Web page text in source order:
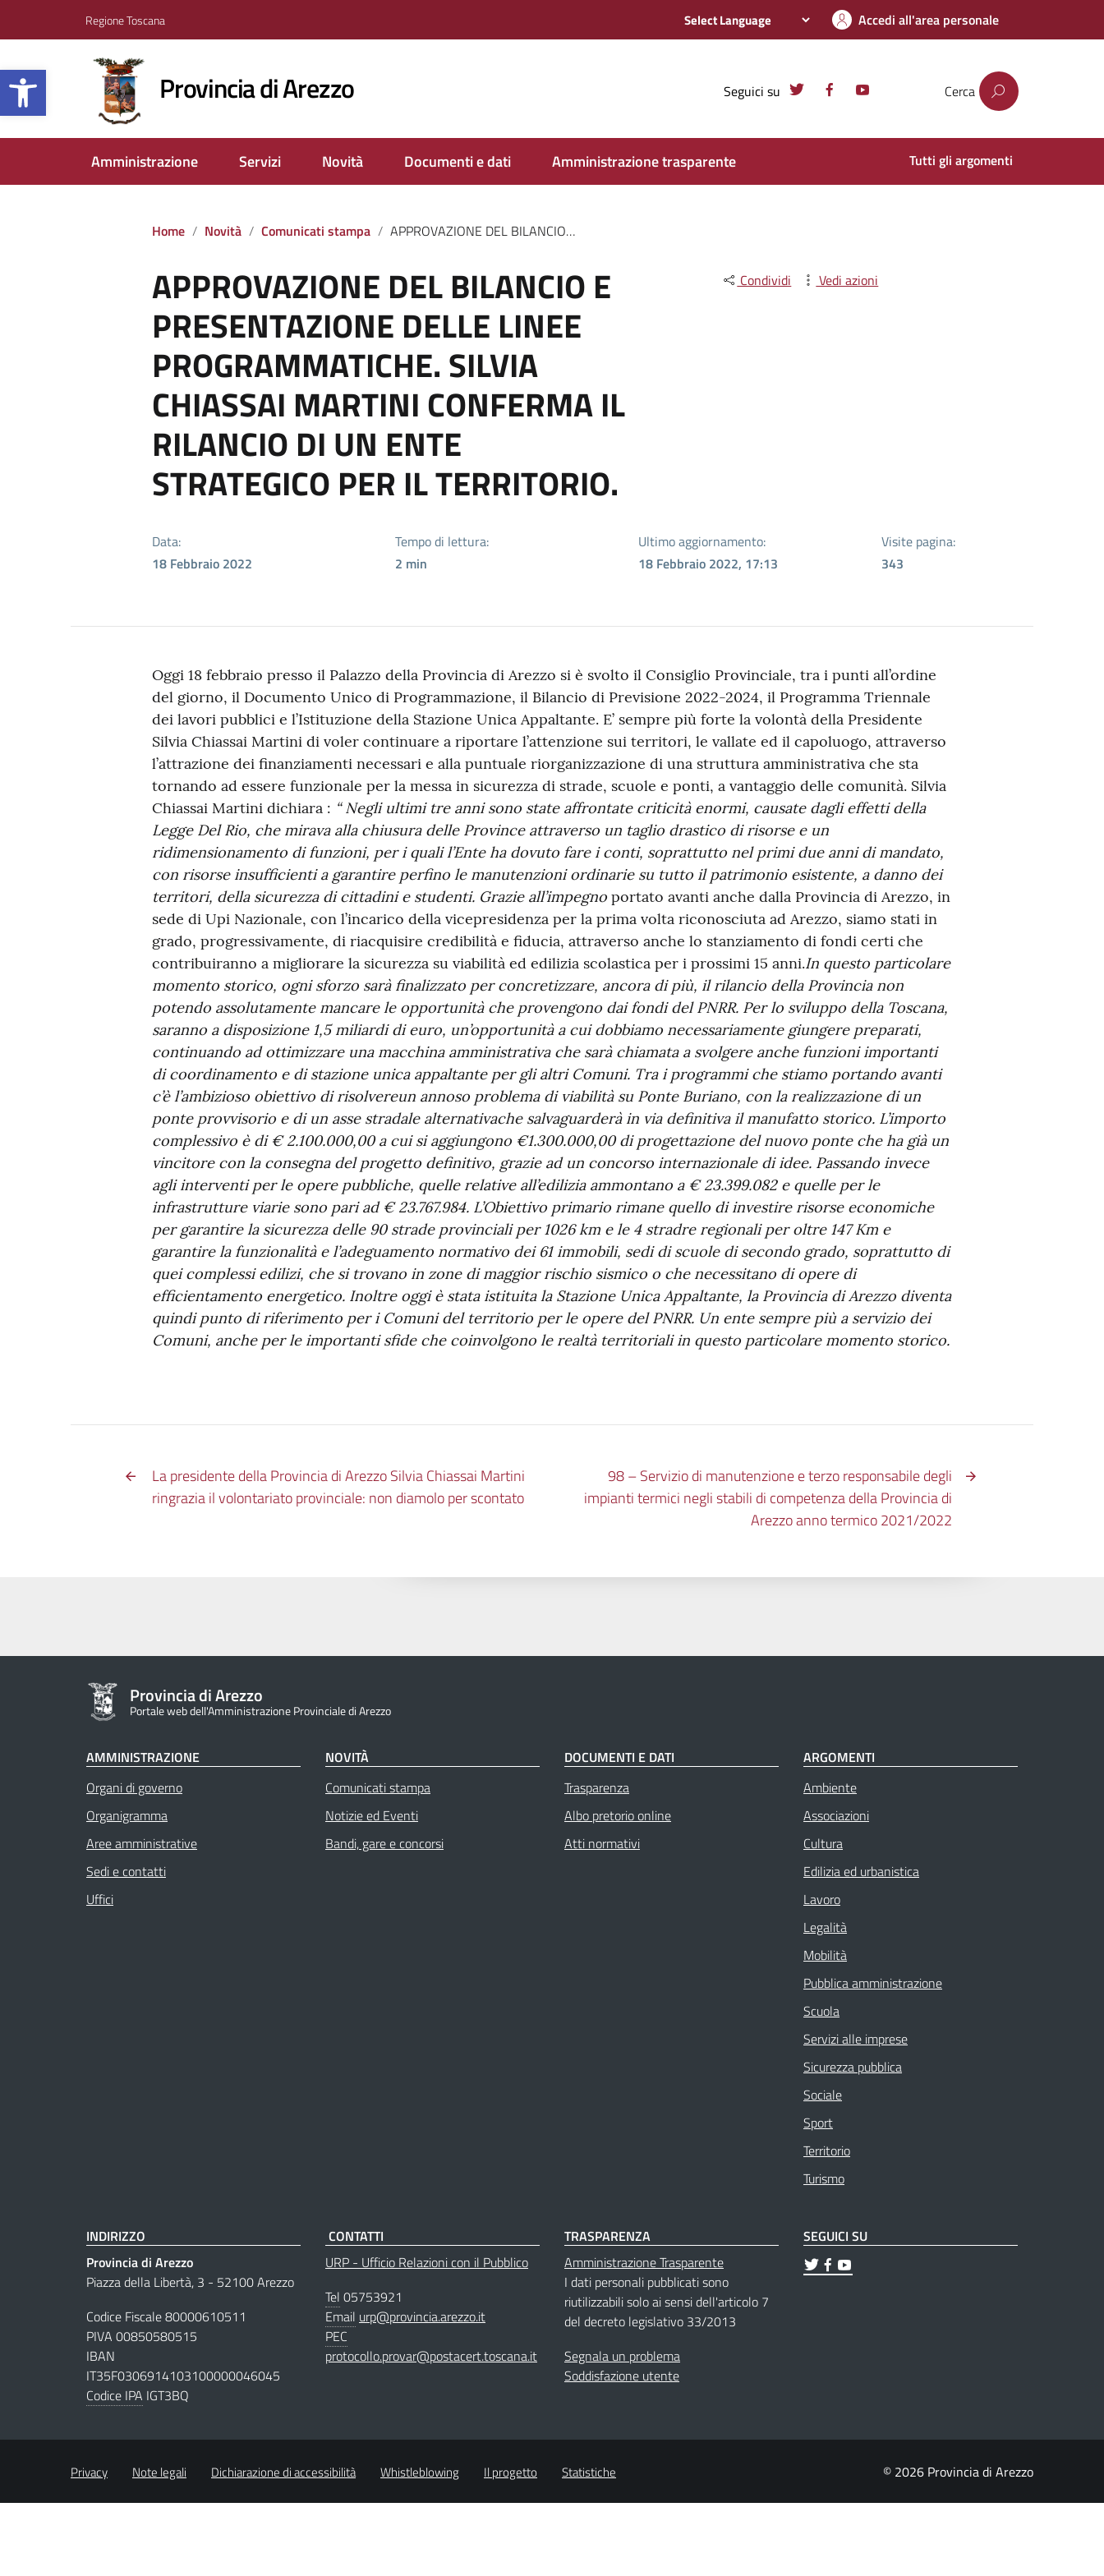
Apri la barra degli strumenti
Regione Toscana Accedi all'area personale
Provincia di Arezzo Seguici su Cerca
Amministrazione Servizi Novità Documenti e dati Amministrazione trasparente Tutti gli argomenti
Home Novità Comunicati stampa APPROVAZIONE DEL BILANCIO E PRESENTAZIONE DELLE LINEE PROGRAMMATICHE. SILVIA CHIASSAI MARTINI CONFERMA IL RILANCIO DI UN ENTE STRATEGICO PER IL TERRITORIO.
APPROVAZIONE DEL BILANCIO E
PRESENTAZIONE DELLE LINEE
PROGRAMMATICHE. SILVIA
CHIASSAI MARTINI CONFERMA IL
RILANCIO DI UN ENTE
STRATEGICO PER IL TERRITORIO.
Condividi Vedi azioni
Data:
18 Febbraio 2022
Tempo di lettura:
2 min
Ultimo aggiornamento:
18 Febbraio 2022, 17:13
Visite pagina:
343
Oggi 18 febbraio presso il Palazzo della Provincia di Arezzo si è svolto il Consiglio Provinciale, tra i punti all’ordine
del giorno, il Documento Unico di Programmazione, il Bilancio di Previsione 2022-2024, il Programma Triennale
dei lavori pubblici e l’Istituzione della Stazione Unica Appaltante. E’ sempre più forte la volontà della Presidente
Silvia Chiassai Martini di voler continuare a riportare l’attenzione sui territori, le vallate ed il capoluogo, attraverso
l’attrazione dei finanziamenti necessari e alla puntuale riorganizzazione di una struttura amministrativa che sta
tornando ad essere funzionale per la messa in sicurezza di strade, scuole e ponti, a vantaggio delle comunità. Silvia
Chiassai Martini dichiara : “ Negli ultimi tre anni sono state affrontate criticità enormi, causate dagli effetti della
Legge Del Rio, che mirava alla chiusura delle Province attraverso un taglio drastico di risorse e un
ridimensionamento di funzioni, per i quali l’Ente ha dovuto fare i conti, soprattutto nel primi due anni di mandato,
con risorse insufficienti a garantire perfino le manutenzioni ordinarie su tutto il patrimonio esistente, a danno dei
territori, della sicurezza di cittadini e studenti. Grazie all’impegnoportato avanti anche dalla Provincia di Arezzo, in
sede di Upi Nazionale, con l’incarico della vicepresidenza per la prima volta riconosciuta ad Arezzo, siamo stati in
grado, progressivamente, di riacquisire credibilità e fiducia, attraverso anche lo stanziamento di fondi certi che
contribuiranno a migliorare la sicurezza su viabilità ed edilizia scolastica per i prossimi 15 anni.In questo particolare
momento storico, ogni sforzo sarà finalizzato per concretizzare, ancora di più, il rilancio della Provincia non
potendo assolutamente mancare le opportunità che provengono dai fondi del PNRR. Per lo sviluppo della Toscana,
saranno a disposizione 1,5 miliardi di euro, un’opportunità a cui dobbiamo necessariamente giungere preparati,
continuando ad ottimizzare una macchina amministrativa che sarà chiamata a svolgere anche funzioni importanti
di coordinamento e di stazione unica appaltante per gli altri Comuni. Tra i programmi che stiamo portando avanti
c’è l’ambizioso obiettivo di risolvereun annoso problema di viabilità su Ponte Buriano, con la realizzazione di un
ponte provvisorio e di un asse stradale alternativache salvaguarderà in via definitiva il manufatto storico. L’importo
complessivo è di € 2.100.000,00 a cui si aggiungono €1.300.000,00 di progettazione del nuovo ponte che ha già un
vincitore con la consegna del progetto definitivo, grazie ad un concorso internazionale di idee. Passando invece
agli interventi per le opere pubbliche, quelle relative all’edilizia ammontano a € 23.399.082 e quelle per le
infrastrutture viarie sono pari ad € 23.767.984. L’Obiettivo primario rimane quello di investire risorse economiche
per garantire la sicurezza delle 90 strade provinciali per 1026 km e le 4 stradre regionali per oltre 147 Km e
garantire la funzionalità e l’adeguamento normativo dei 61 immobili, sedi di scuole di secondo grado, soprattutto di
quei complessi edilizi, che si trovano in zone di maggior rischio sismico o che necessitano di opere di
efficientamento energetico. Inoltre oggi è stata istituita la Stazione Unica Appaltante, la Provincia di Arezzo diventa
quindi punto di riferimento per i Comuni del territorio per le opere del PNRR. Un ente sempre più a servizio dei
Comuni, anche per le importanti sfide che coinvolgono le realtà territoriali in questo particolare momento storico.
La presidente della Provincia di Arezzo Silvia Chiassai Martini
ringrazia il volontariato provinciale: non diamolo per scontato
98 – Servizio di manutenzione e terzo responsabile degli
impianti termici negli stabili di competenza della Provincia di
Arezzo anno termico 2021/2022
Provincia di Arezzo
Portale web dell'Amministrazione Provinciale di Arezzo
AMMINISTRAZIONE
Organi di governo
Organigramma
Aree amministrative
Sedi e contatti
Uffici
NOVITÀ
Comunicati stampa
Notizie ed Eventi
Bandi, gare e concorsi
DOCUMENTI E DATI
Trasparenza
Albo pretorio online
Atti normativi
ARGOMENTI
Ambiente
Associazioni
Cultura
Edilizia ed urbanistica
Lavoro
Legalità
Mobilità
Pubblica amministrazione
Scuola
Servizi alle imprese
Sicurezza pubblica
Sociale
Sport
Territorio
Turismo
INDIRIZZO
Provincia di Arezzo
Piazza della Libertà, 3 - 52100 Arezzo
Codice Fiscale 80000610511
PIVA 00850580515
IBAN
IT35F0306914103100000046045
Codice IPA IGT3BQ
CONTATTI
URP - Ufficio Relazioni con il Pubblico
Tel 05753921
Email urp@provincia.arezzo.it
PEC
protocollo.provar@postacert.toscana.it
TRASPARENZA
Amministrazione Trasparente
I dati personali pubblicati sono
riutilizzabili solo ai sensi dell'articolo 7
del decreto legislativo 33/2013
Segnala un problema
Soddisfazione utente
SEGUICI SU
Privacy Note legali Dichiarazione di accessibilità Whistleblowing Il progetto Statistiche © 2026 Provincia di Arezzo